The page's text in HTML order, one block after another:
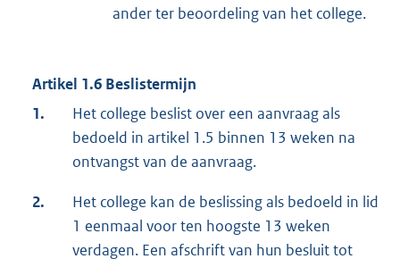
ander ter beoordeling van het college.
Artikel 1.6 Beslistermijn
1.
Het college beslist over een aanvraag als
bedoeld in artikel 1.5 binnen 13 weken na
ontvangst van de aanvraag.
2.
Het college kan de beslissing als bedoeld in lid
1 eenmaal voor ten hoogste 13 weken
verdagen. Een afschrift van hun besluit tot